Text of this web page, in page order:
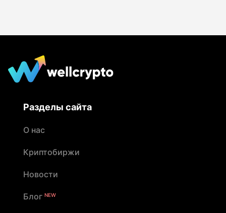
Разделы сайта
О нас
Криптобиржи
Новости
Блог NEW